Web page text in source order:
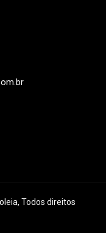
Todos direitos